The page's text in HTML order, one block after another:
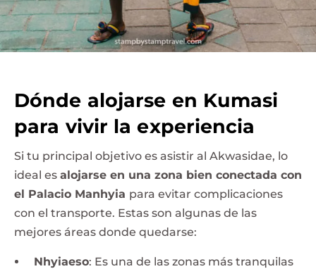
Dónde alojarse en Kumasi
para vivir la experiencia
Si tu principal objetivo es asistir al Akwasidae, lo
ideal es alojarse en una zona bien conectada con
el Palacio Manhyia para evitar complicaciones
con el transporte. Estas son algunas de las
mejores áreas donde quedarse:
Nhyiaeso: Es una de las zonas más tranquilas